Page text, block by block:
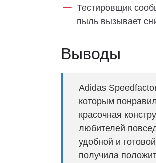
Тестировщик
пыль вызывает
Выводы
Adidas
которым
красочная
любителей
удобной и
получила